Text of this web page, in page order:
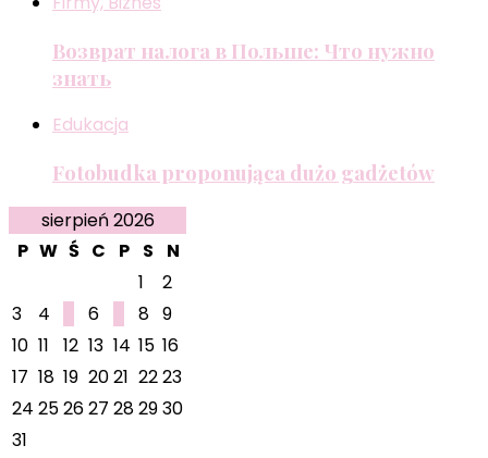
Возврат налога в Польше: Что нужно
знать
Edukacja
Fotobudka proponująca dużo gadżetów
sierpień 2026
P W Ś C P S
N
1
2
3
4 6 8 9
10 11 12 13 14 15 16
17 18 19 2021 2223
24 252627 282930
31